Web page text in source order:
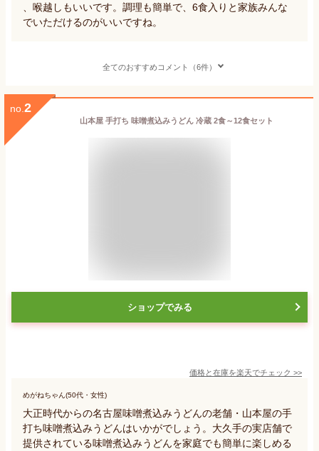
、喉越しもいいです。調理も簡単で、6食入りと家族みんな
でいただけるのがいいですね。
全てのおすすめコメント（6件）
no. 2
山本屋 手打ち 味噌煮込みうどん 冷蔵 2食～12食セット
ショップでみる
価格と在庫を楽天でチェック >>
めがねちゃん(50代・女性)
大正時代からの名古屋味噌煮込みうどんの老舗・山本屋の手
打ち味噌煮込みうどんはいかがでしょう。大久手の実店舗で
提供されている味噌煮込みうどんを家庭でも簡単に楽しめる